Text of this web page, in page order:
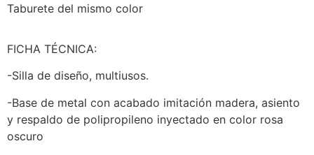
Taburete del mismo color
FICHA TÉCNICA:
-Silla de diseño, multiusos.
-Base de metal con acabado imitación madera, asiento
y respaldo de polipropileno inyectado en color rosa
oscuro